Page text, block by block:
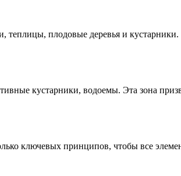
теплицы, плодовые деревья и
кустарники, водоемы. Эта зона
ключевых принципов, чтобы все